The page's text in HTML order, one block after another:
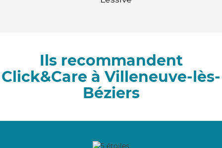
Ils recommandent
Click&Care à Villeneuve-lès-
Béziers